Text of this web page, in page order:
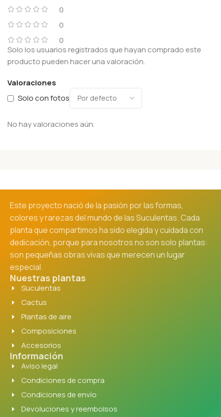
0
0
0
Valoraciones
Solo con fotos
No hay valoraciones aún.
Solo los usuarios registrados que hayan comprado este
producto pueden hacer una valoración.
Este proyecto nació de la pasión por las formas,
colores y rarezas del mundo de las Suculentas. Cada
planta que compartimos ha sido elegida y cuidada con
dedicación, porque para nosotros no son solo plantas:
son pequeñas obras vivas que merecen un lugar
especial.
Nuestras plantas
Suculentas
Cactus
Plantas de aire
Composiciones
Accesorios
Información
Aviso legal
Condiciones de compra
Condiciones de envío
Devoluciones y reembolsos